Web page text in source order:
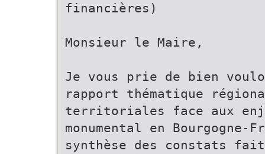
financières)
Monsieur le Maire,
Je vous prie de bien
rapport thématique
territoriales face aux
monumental en Bourgogne-
synthèse des constats